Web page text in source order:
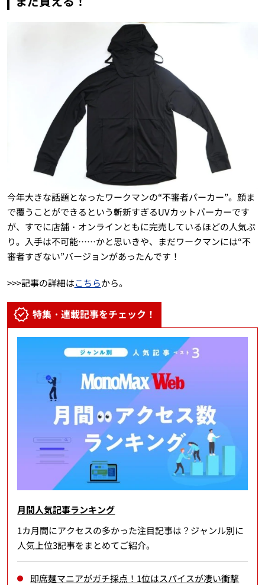
今年大きな話題となったワークマンの“不審者パーカー”。顔ま
で覆うことができるという斬新すぎるUVカットパーカーです
が、すでに店舗・オンラインともに完売しているほどの人気ぶ
り。入手は不可能……かと思いきや、まだワークマンには“不
審者すぎない”バージョンがあったんです！
>>>記事の詳細はこちらから。
特集・連載記事をチェック！
月間人気記事ランキング
1カ月間にアクセスの多かった注目記事は？ジャンル別に
人気上位3記事をまとめてご紹介。
即席麺マニアがガチ採点！1位はスパイスが凄い衝撃